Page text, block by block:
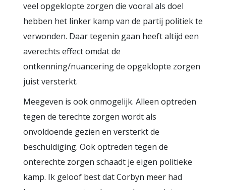
veel opgeklopte zorgen die vooral als doel
hebben het linker kamp van de partij politiek te
verwonden. Daar tegenin gaan heeft altijd een
averechts effect omdat de
ontkenning/nuancering de opgeklopte zorgen
juist versterkt.
Meegeven is ook onmogelijk. Alleen optreden
tegen de terechte zorgen wordt als
onvoldoende gezien en versterkt de
beschuldiging. Ook optreden tegen de
onterechte zorgen schaadt je eigen politieke
kamp. Ik geloof best dat Corbyn meer had